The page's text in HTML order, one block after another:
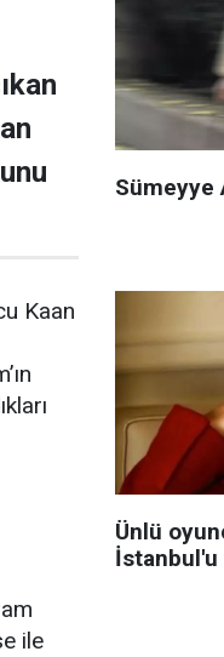
Kaan
ile
Sümeyye
Ünlü